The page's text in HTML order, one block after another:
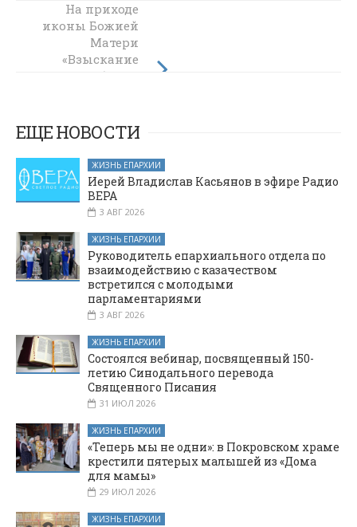
Прихожане
храма
Архистратига
Михаила
станицы
крестным ходом
к мемориалу
«Клятва»
На приходе
иконы Божией
Матери
«Взыскание
погибших»
Апокалипсиса
ЕЩЕ НОВОСТИ
ЖИЗНЬ ЕПАРХИИ
Иерей Владислав Касьянов в эфире Радио
ВЕРА
3 АВГ 2026
ЖИЗНЬ ЕПАРХИИ
Руководитель епархиального отдела по
взаимодействию с казачеством
встретился с молодыми
парламентариями
3 АВГ 2026
ЖИЗНЬ ЕПАРХИИ
Состоялся вебинар, посвященный 150-
летию Синодального перевода
Священного Писания
31 ИЮЛ 2026
ЖИЗНЬ ЕПАРХИИ
«Теперь мы не одни»: в Покровском храме
крестили пятерых малышей из «Дома
для мамы»
29 ИЮЛ 2026
ЖИЗНЬ ЕПАРХИИ